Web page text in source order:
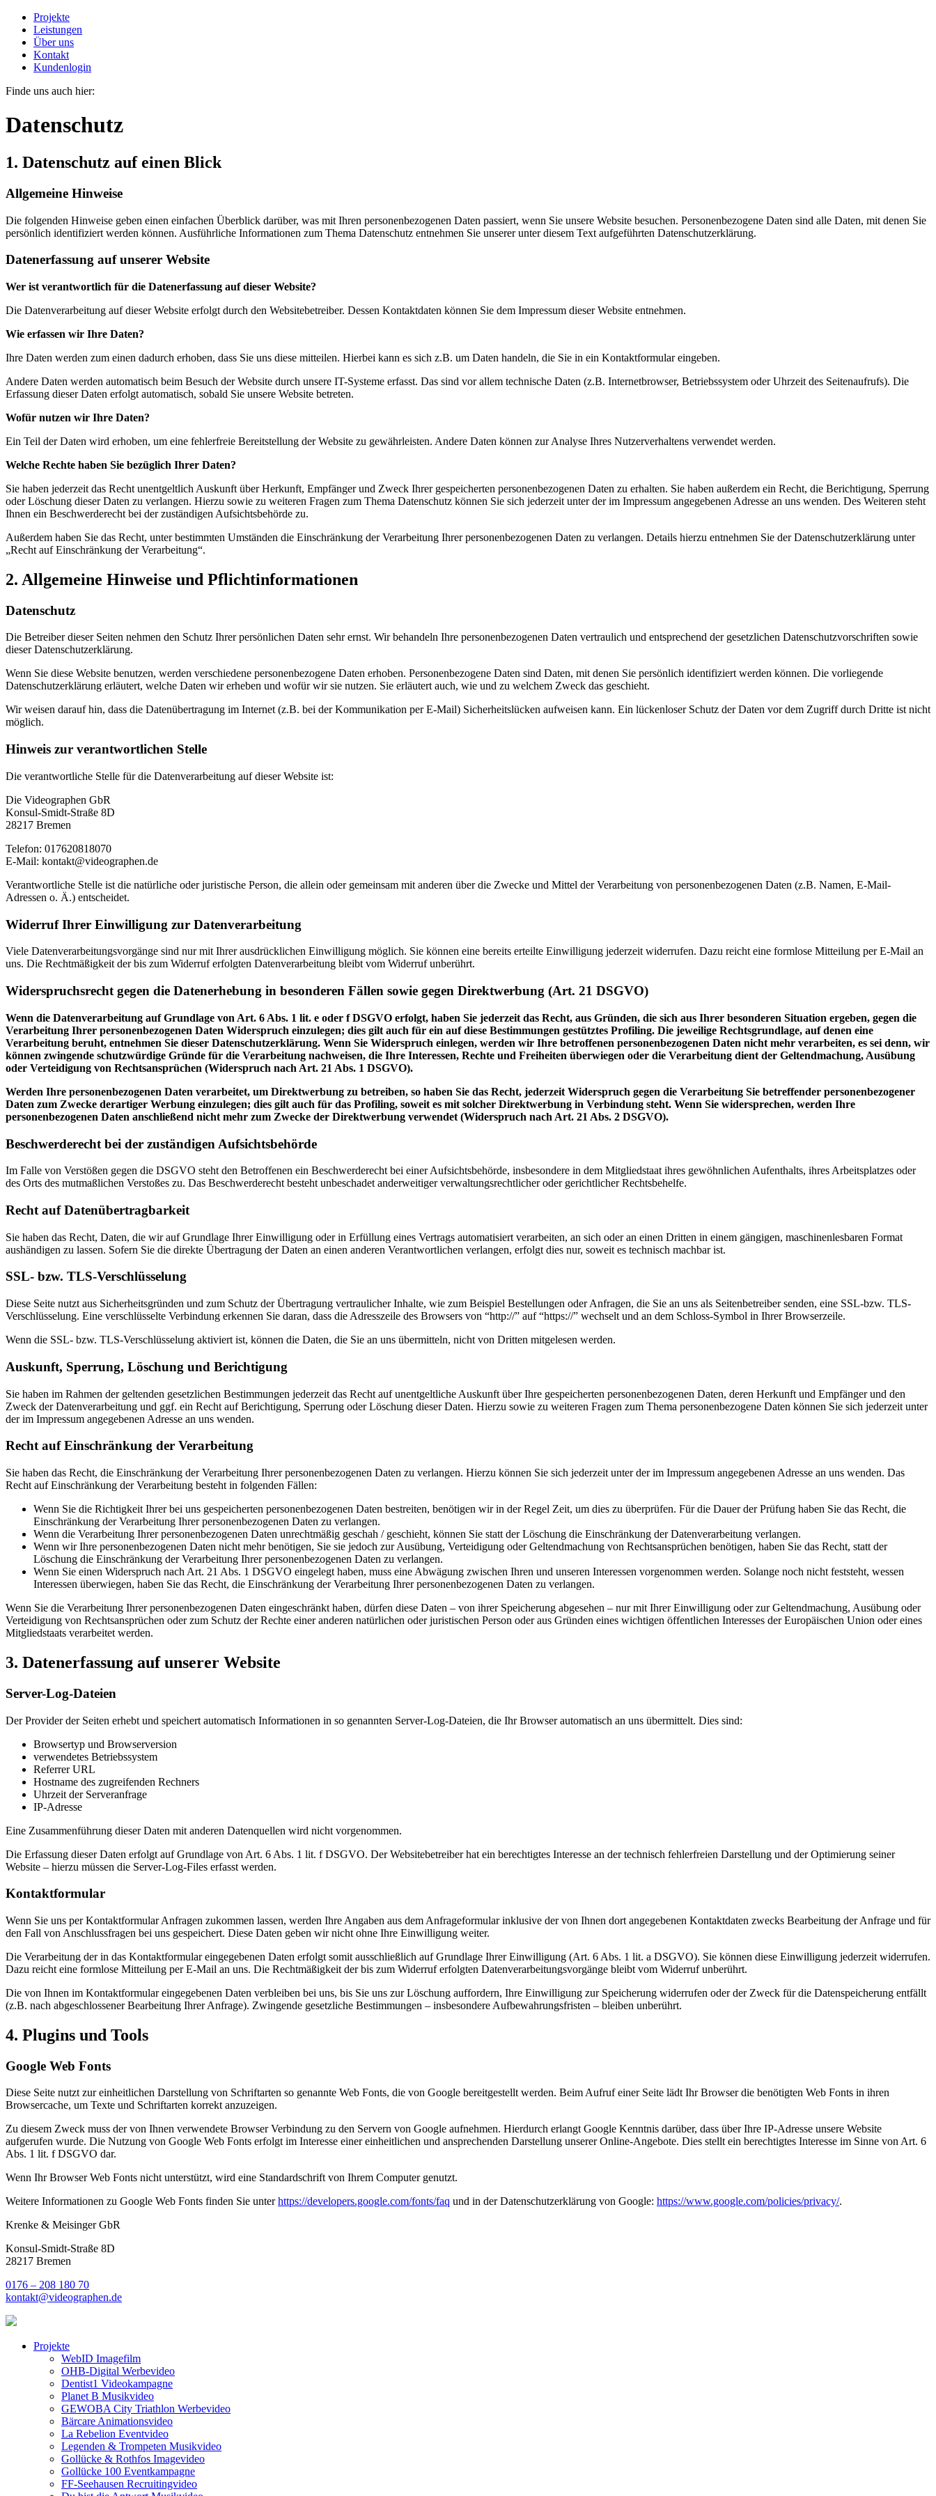
Projekte
Leistungen
Über uns
Kontakt
Kundenlogin
Finde uns auch hier:
Datenschutz
1. Datenschutz auf einen Blick
Allgemeine Hinweise
Die folgenden Hinweise geben einen einfachen Überblick darüber, was mit Ihren personenbezogenen Daten passiert, wenn Sie unsere Website besuchen. Personenbezogene Daten sind alle Daten, mit denen Sie
persönlich identifiziert werden können. Ausführliche Informationen zum Thema Datenschutz entnehmen Sie unserer unter diesem Text aufgeführten Datenschutzerklärung.
Datenerfassung auf unserer Website
Wer ist verantwortlich für die Datenerfassung auf dieser Website?
Die Datenverarbeitung auf dieser Website erfolgt durch den Websitebetreiber. Dessen Kontaktdaten können Sie dem Impressum dieser Website entnehmen.
Wie erfassen wir Ihre Daten?
Ihre Daten werden zum einen dadurch erhoben, dass Sie uns diese mitteilen. Hierbei kann es sich z.B. um Daten handeln, die Sie in ein Kontaktformular eingeben.
Andere Daten werden automatisch beim Besuch der Website durch unsere IT-Systeme erfasst. Das sind vor allem technische Daten (z.B. Internetbrowser, Betriebssystem oder Uhrzeit des Seitenaufrufs). Die
Erfassung dieser Daten erfolgt automatisch, sobald Sie unsere Website betreten.
Wofür nutzen wir Ihre Daten?
Ein Teil der Daten wird erhoben, um eine fehlerfreie Bereitstellung der Website zu gewährleisten. Andere Daten können zur Analyse Ihres Nutzerverhaltens verwendet werden.
Welche Rechte haben Sie bezüglich Ihrer Daten?
Sie haben jederzeit das Recht unentgeltlich Auskunft über Herkunft, Empfänger und Zweck Ihrer gespeicherten personenbezogenen Daten zu erhalten. Sie haben außerdem ein Recht, die Berichtigung, Sperrung
oder Löschung dieser Daten zu verlangen. Hierzu sowie zu weiteren Fragen zum Thema Datenschutz können Sie sich jederzeit unter der im Impressum angegebenen Adresse an uns wenden. Des Weiteren steht
Ihnen ein Beschwerderecht bei der zuständigen Aufsichtsbehörde zu.
Außerdem haben Sie das Recht, unter bestimmten Umständen die Einschränkung der Verarbeitung Ihrer personenbezogenen Daten zu verlangen. Details hierzu entnehmen Sie der Datenschutzerklärung unter
„Recht auf Einschränkung der Verarbeitung“.
2. Allgemeine Hinweise und Pflichtinformationen
Datenschutz
Die Betreiber dieser Seiten nehmen den Schutz Ihrer persönlichen Daten sehr ernst. Wir behandeln Ihre personenbezogenen Daten vertraulich und entsprechend der gesetzlichen Datenschutzvorschriften sowie
dieser Datenschutzerklärung.
Wenn Sie diese Website benutzen, werden verschiedene personenbezogene Daten erhoben. Personenbezogene Daten sind Daten, mit denen Sie persönlich identifiziert werden können. Die vorliegende
Datenschutzerklärung erläutert, welche Daten wir erheben und wofür wir sie nutzen. Sie erläutert auch, wie und zu welchem Zweck das geschieht.
Wir weisen darauf hin, dass die Datenübertragung im Internet (z.B. bei der Kommunikation per E-Mail) Sicherheitslücken aufweisen kann. Ein lückenloser Schutz der Daten vor dem Zugriff durch Dritte ist nicht
möglich.
Hinweis zur verantwortlichen Stelle
Die verantwortliche Stelle für die Datenverarbeitung auf dieser Website ist:
Die Videographen GbR
Konsul-Smidt-Straße 8D
28217 Bremen
Telefon: 017620818070
E-Mail: kontakt@videographen.de
Verantwortliche Stelle ist die natürliche oder juristische Person, die allein oder gemeinsam mit anderen über die Zwecke und Mittel der Verarbeitung von personenbezogenen Daten (z.B. Namen, E-Mail-
Adressen o. Ä.) entscheidet.
Widerruf Ihrer Einwilligung zur Datenverarbeitung
Viele Datenverarbeitungsvorgänge sind nur mit Ihrer ausdrücklichen Einwilligung möglich. Sie können eine bereits erteilte Einwilligung jederzeit widerrufen. Dazu reicht eine formlose Mitteilung per E-Mail an
uns. Die Rechtmäßigkeit der bis zum Widerruf erfolgten Datenverarbeitung bleibt vom Widerruf unberührt.
Widerspruchsrecht gegen die Datenerhebung in besonderen Fällen sowie gegen Direktwerbung (Art. 21 DSGVO)
Wenn die Datenverarbeitung auf Grundlage von Art. 6 Abs. 1 lit. e oder f DSGVO erfolgt, haben Sie jederzeit das Recht, aus Gründen, die sich aus Ihrer besonderen Situation ergeben, gegen die
Verarbeitung Ihrer personenbezogenen Daten Widerspruch einzulegen; dies gilt auch für ein auf diese Bestimmungen gestütztes Profiling. Die jeweilige Rechtsgrundlage, auf denen eine
Verarbeitung beruht, entnehmen Sie dieser Datenschutzerklärung. Wenn Sie Widerspruch einlegen, werden wir Ihre betroffenen personenbezogenen Daten nicht mehr verarbeiten, es sei denn, wir
können zwingende schutzwürdige Gründe für die Verarbeitung nachweisen, die Ihre Interessen, Rechte und Freiheiten überwiegen oder die Verarbeitung dient der Geltendmachung, Ausübung
oder Verteidigung von Rechtsansprüchen (Widerspruch nach Art. 21 Abs. 1 DSGVO).
Werden Ihre personenbezogenen Daten verarbeitet, um Direktwerbung zu betreiben, so haben Sie das Recht, jederzeit Widerspruch gegen die Verarbeitung Sie betreffender personenbezogener
Daten zum Zwecke derartiger Werbung einzulegen; dies gilt auch für das Profiling, soweit es mit solcher Direktwerbung in Verbindung steht. Wenn Sie widersprechen, werden Ihre
personenbezogenen Daten anschließend nicht mehr zum Zwecke der Direktwerbung verwendet (Widerspruch nach Art. 21 Abs. 2 DSGVO).
Beschwerderecht bei der zuständigen Aufsichtsbehörde
Im Falle von Verstößen gegen die DSGVO steht den Betroffenen ein Beschwerderecht bei einer Aufsichtsbehörde, insbesondere in dem Mitgliedstaat ihres gewöhnlichen Aufenthalts, ihres Arbeitsplatzes oder
des Orts des mutmaßlichen Verstoßes zu. Das Beschwerderecht besteht unbeschadet anderweitiger verwaltungsrechtlicher oder gerichtlicher Rechtsbehelfe.
Recht auf Datenübertragbarkeit
Sie haben das Recht, Daten, die wir auf Grundlage Ihrer Einwilligung oder in Erfüllung eines Vertrags automatisiert verarbeiten, an sich oder an einen Dritten in einem gängigen, maschinenlesbaren Format
aushändigen zu lassen. Sofern Sie die direkte Übertragung der Daten an einen anderen Verantwortlichen verlangen, erfolgt dies nur, soweit es technisch machbar ist.
SSL- bzw. TLS-Verschlüsselung
Diese Seite nutzt aus Sicherheitsgründen und zum Schutz der Übertragung vertraulicher Inhalte, wie zum Beispiel Bestellungen oder Anfragen, die Sie an uns als Seitenbetreiber senden, eine SSL-bzw. TLS-
Verschlüsselung. Eine verschlüsselte Verbindung erkennen Sie daran, dass die Adresszeile des Browsers von “http://” auf “https://” wechselt und an dem Schloss-Symbol in Ihrer Browserzeile.
Wenn die SSL- bzw. TLS-Verschlüsselung aktiviert ist, können die Daten, die Sie an uns übermitteln, nicht von Dritten mitgelesen werden.
Auskunft, Sperrung, Löschung und Berichtigung
Sie haben im Rahmen der geltenden gesetzlichen Bestimmungen jederzeit das Recht auf unentgeltliche Auskunft über Ihre gespeicherten personenbezogenen Daten, deren Herkunft und Empfänger und den
Zweck der Datenverarbeitung und ggf. ein Recht auf Berichtigung, Sperrung oder Löschung dieser Daten. Hierzu sowie zu weiteren Fragen zum Thema personenbezogene Daten können Sie sich jederzeit unter
der im Impressum angegebenen Adresse an uns wenden.
Recht auf Einschränkung der Verarbeitung
Sie haben das Recht, die Einschränkung der Verarbeitung Ihrer personenbezogenen Daten zu verlangen. Hierzu können Sie sich jederzeit unter der im Impressum angegebenen Adresse an uns wenden. Das
Recht auf Einschränkung der Verarbeitung besteht in folgenden Fällen:
Wenn Sie die Richtigkeit Ihrer bei uns gespeicherten personenbezogenen Daten bestreiten, benötigen wir in der Regel Zeit, um dies zu überprüfen. Für die Dauer der Prüfung haben Sie das Recht, die
Einschränkung der Verarbeitung Ihrer personenbezogenen Daten zu verlangen.
Wenn die Verarbeitung Ihrer personenbezogenen Daten unrechtmäßig geschah / geschieht, können Sie statt der Löschung die Einschränkung der Datenverarbeitung verlangen.
Wenn wir Ihre personenbezogenen Daten nicht mehr benötigen, Sie sie jedoch zur Ausübung, Verteidigung oder Geltendmachung von Rechtsansprüchen benötigen, haben Sie das Recht, statt der
Löschung die Einschränkung der Verarbeitung Ihrer personenbezogenen Daten zu verlangen.
Wenn Sie einen Widerspruch nach Art. 21 Abs. 1 DSGVO eingelegt haben, muss eine Abwägung zwischen Ihren und unseren Interessen vorgenommen werden. Solange noch nicht feststeht, wessen
Interessen überwiegen, haben Sie das Recht, die Einschränkung der Verarbeitung Ihrer personenbezogenen Daten zu verlangen.
Wenn Sie die Verarbeitung Ihrer personenbezogenen Daten eingeschränkt haben, dürfen diese Daten – von ihrer Speicherung abgesehen – nur mit Ihrer Einwilligung oder zur Geltendmachung, Ausübung oder
Verteidigung von Rechtsansprüchen oder zum Schutz der Rechte einer anderen natürlichen oder juristischen Person oder aus Gründen eines wichtigen öffentlichen Interesses der Europäischen Union oder eines
Mitgliedstaats verarbeitet werden.
3. Datenerfassung auf unserer Website
Server-Log-Dateien
Der Provider der Seiten erhebt und speichert automatisch Informationen in so genannten Server-Log-Dateien, die Ihr Browser automatisch an uns übermittelt. Dies sind:
Browsertyp und Browserversion
verwendetes Betriebssystem
Referrer URL
Hostname des zugreifenden Rechners
Uhrzeit der Serveranfrage
IP-Adresse
Eine Zusammenführung dieser Daten mit anderen Datenquellen wird nicht vorgenommen.
Die Erfassung dieser Daten erfolgt auf Grundlage von Art. 6 Abs. 1 lit. f DSGVO. Der Websitebetreiber hat ein berechtigtes Interesse an der technisch fehlerfreien Darstellung und der Optimierung seiner
Website – hierzu müssen die Server-Log-Files erfasst werden.
Kontaktformular
Wenn Sie uns per Kontaktformular Anfragen zukommen lassen, werden Ihre Angaben aus dem Anfrageformular inklusive der von Ihnen dort angegebenen Kontaktdaten zwecks Bearbeitung der Anfrage und für
den Fall von Anschlussfragen bei uns gespeichert. Diese Daten geben wir nicht ohne Ihre Einwilligung weiter.
Die Verarbeitung der in das Kontaktformular eingegebenen Daten erfolgt somit ausschließlich auf Grundlage Ihrer Einwilligung (Art. 6 Abs. 1 lit. a DSGVO). Sie können diese Einwilligung jederzeit widerrufen.
Dazu reicht eine formlose Mitteilung per E-Mail an uns. Die Rechtmäßigkeit der bis zum Widerruf erfolgten Datenverarbeitungsvorgänge bleibt vom Widerruf unberührt.
Die von Ihnen im Kontaktformular eingegebenen Daten verbleiben bei uns, bis Sie uns zur Löschung auffordern, Ihre Einwilligung zur Speicherung widerrufen oder der Zweck für die Datenspeicherung entfällt
(z.B. nach abgeschlossener Bearbeitung Ihrer Anfrage). Zwingende gesetzliche Bestimmungen – insbesondere Aufbewahrungsfristen – bleiben unberührt.
4. Plugins und Tools
Google Web Fonts
Diese Seite nutzt zur einheitlichen Darstellung von Schriftarten so genannte Web Fonts, die von Google bereitgestellt werden. Beim Aufruf einer Seite lädt Ihr Browser die benötigten Web Fonts in ihren
Browsercache, um Texte und Schriftarten korrekt anzuzeigen.
Zu diesem Zweck muss der von Ihnen verwendete Browser Verbindung zu den Servern von Google aufnehmen. Hierdurch erlangt Google Kenntnis darüber, dass über Ihre IP-Adresse unsere Website
aufgerufen wurde. Die Nutzung von Google Web Fonts erfolgt im Interesse einer einheitlichen und ansprechenden Darstellung unserer Online-Angebote. Dies stellt ein berechtigtes Interesse im Sinne von Art. 6
Abs. 1 lit. f DSGVO dar.
Wenn Ihr Browser Web Fonts nicht unterstützt, wird eine Standardschrift von Ihrem Computer genutzt.
Weitere Informationen zu Google Web Fonts finden Sie unterhttps://developers.google.com/fonts/faq und in der Datenschutzerklärung von Google: https://www.google.com/policies/privacy/.
Krenke & Meisinger GbR
Konsul-Smidt-Straße 8D
28217 Bremen
0176 – 208 180 70
kontakt@videographen.de
Projekte
WebID Imagefilm
OHB-Digital Werbevideo
Dentist1 Videokampagne
Planet B Musikvideo
GEWOBA City Triathlon Werbevideo
Bärcare Animationsvideo
La Rebelion Eventvideo
Legenden & Trompeten Musikvideo
Gollücke & Rothfos Imagevideo
Gollücke 100 Eventkampagne
FF-Seehausen Recruitingvideo